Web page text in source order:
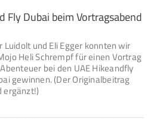
Fly Dubai beim Vortragsabend
Luidolt und Eli Egger konnten wir
Heli Schrempf für einen Vortrag
bei den UAE Hikeandfly
gewinnen. (Der Originalbeitrag
ergänzt!)